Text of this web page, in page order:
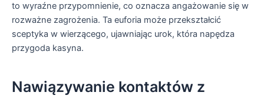
to wyraźne przypomnienie, co oznacza angażowanie się w
rozważne zagrożenia. Ta euforia może przekształcić
sceptyka w wierzącego, ujawniając urok, która napędza
przygoda kasyna.
Nawiązywanie kontaktów z